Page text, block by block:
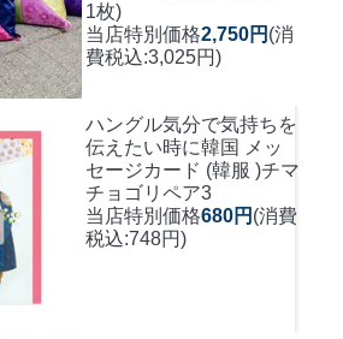
1枚)
当店特別価格2,750円 (消
費税込:3,025円)
ハングル気分で気持ちを
伝えたい時に韓国 メッ
セージカード (韓服 )チマ
チョゴリペア3
当店特別価格680円 (消費
税込:748円)